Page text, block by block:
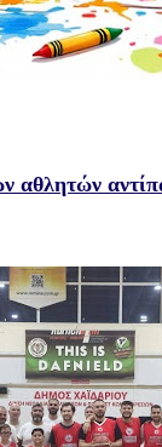
αθλητών